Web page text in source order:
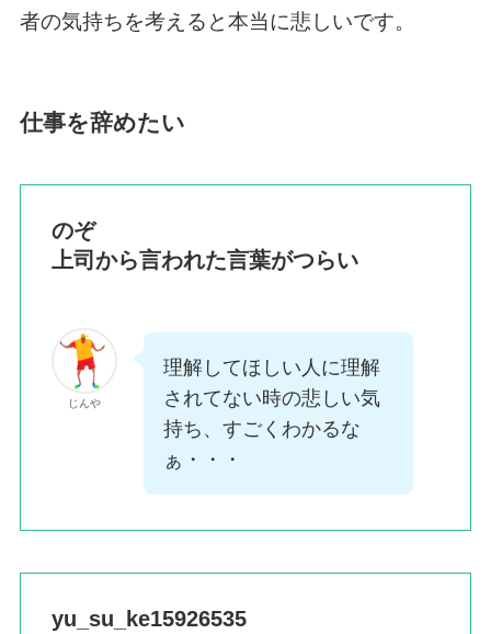
者の気持ちを考えると本当に悲しいです。
仕事を辞めたい
のぞ
上司から言われた言葉がつらい
じんや
理解してほしい人に理解
されてない時の悲しい気
持ち、すごくわかるな
ぁ・・・
yu_su_ke15926535